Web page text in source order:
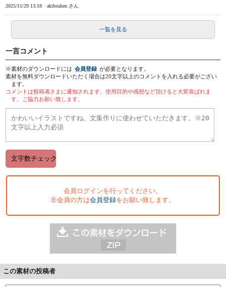
2025/11/29 13:18 akibsuken さん
一覧を見る
一言コメント
※素材のダウンロードには 会員登録 が必要となります。
素材を無料ダウンロードいただく場合は20文字以上のコメントを入れる必要がござい
ます。
コメントは投稿者さまに通知されます。使用目的や感想など頂けると大変喜ばれま
す。ご協力お願い致します。
会員ログインを行ってください。
非会員の方は会員登録をお願い致します。
この素材の投稿者